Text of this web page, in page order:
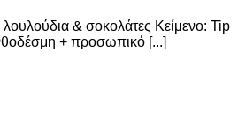
& σοκολάτες Κείμενο: Tip
+ προσωπικό [...]